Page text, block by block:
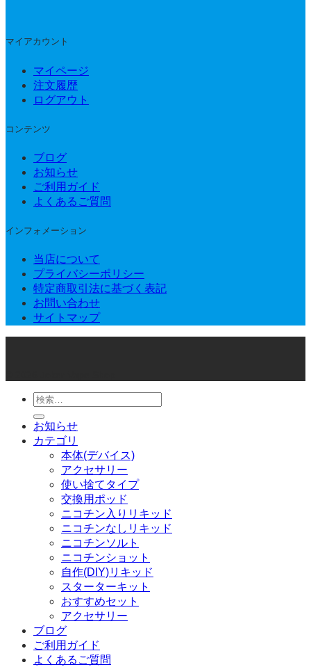
マイアカウント
マイページ
注文履歴
ログアウト
コンテンツ
ブログ
お知らせ
ご利用ガイド
よくあるご質問
インフォメーション
当店について
プライバシーポリシー
特定商取引法に基づく表記
お問い合わせ
サイトマップ
検
索
対
象:
お知らせ
カテゴリ
本体(デバイス)
アクセサリー
使い捨てタイプ
交換用ポッド
ニコチン入りリキッド
ニコチンなしリキッド
ニコチンソルト
ニコチンショット
自作(DIY)リキッド
スターターキット
おすすめセット
アクセサリー
ブログ
ご利用ガイド
よくあるご質問